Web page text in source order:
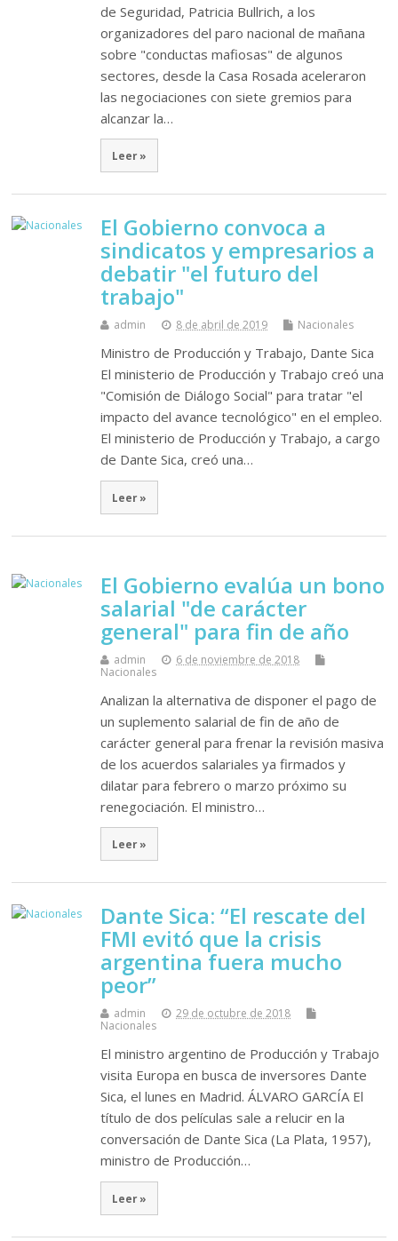
de Seguridad, Patricia Bullrich, a los
organizadores del paro nacional de mañana
sobre "conductas mafiosas" de algunos
sectores, desde la Casa Rosada aceleraron
las negociaciones con siete gremios para
alcanzar la…
Leer »
El Gobierno convoca a
sindicatos y empresarios a
debatir "el futuro del
trabajo"
admin 8 de abril de 2019 Nacionales
Ministro de Producción y Trabajo, Dante Sica
El ministerio de Producción y Trabajo creó una
"Comisión de Diálogo Social" para tratar "el
impacto del avance tecnológico" en el empleo.
El ministerio de Producción y Trabajo, a cargo
de Dante Sica, creó una…
Leer »
El Gobierno evalúa un bono
salarial "de carácter
general" para fin de año
admin
6 de noviembre de 2018
Nacionales
Analizan la alternativa de disponer el pago de
un suplemento salarial de fin de año de
carácter general para frenar la revisión masiva
de los acuerdos salariales ya firmados y
dilatar para febrero o marzo próximo su
renegociación. El ministro…
Leer »
Dante Sica: “El rescate del
FMI evitó que la crisis
argentina fuera mucho
peor”
admin
29 de octubre de 2018
Nacionales
El ministro argentino de Producción y Trabajo
visita Europa en busca de inversores Dante
Sica, el lunes en Madrid. ÁLVARO GARCÍA El
título de dos películas sale a relucir en la
conversación de Dante Sica (La Plata, 1957),
ministro de Producción…
Leer »